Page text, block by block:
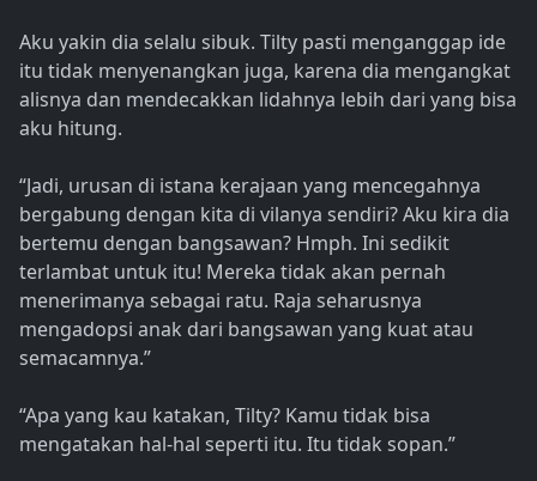
Aku yakin dia selalu sibuk. Tilty pasti menganggap ide
itu tidak menyenangkan juga, karena dia mengangkat
alisnya dan mendecakkan lidahnya lebih dari yang bisa
aku hitung.
“Jadi, urusan di istana kerajaan yang mencegahnya
bergabung dengan kita di vilanya sendiri? Aku kira dia
bertemu dengan bangsawan? Hmph. Ini sedikit
terlambat untuk itu! Mereka tidak akan pernah
menerimanya sebagai ratu. Raja seharusnya
mengadopsi anak dari bangsawan yang kuat atau
semacamnya.”
“Apa yang kau katakan, Tilty? Kamu tidak bisa
mengatakan hal-hal seperti itu. Itu tidak sopan.”